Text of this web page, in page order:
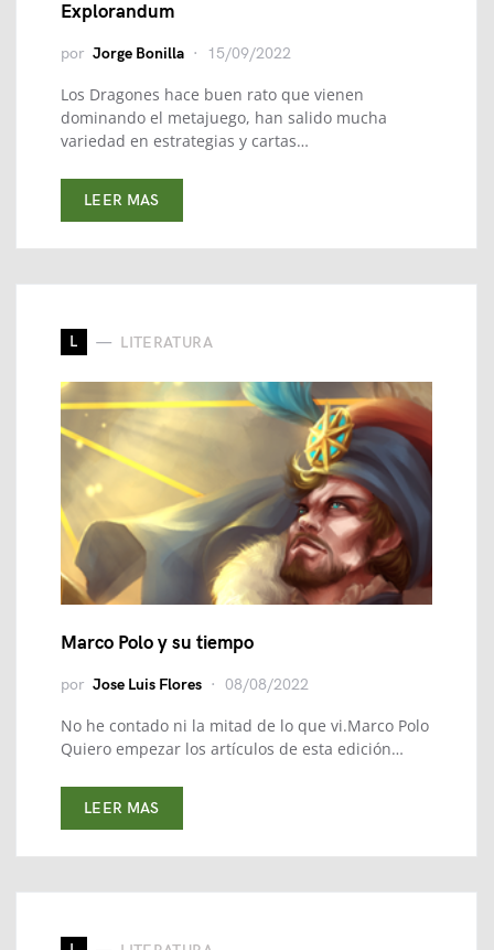
Explorandum
por Jorge Bonilla 15/09/2022
Los Dragones hace buen rato que vienen
dominando el metajuego, han salido mucha
variedad en estrategias y cartas…
LEER MAS
L LITERATURA
Marco Polo y su tiempo
por Jose Luis Flores 08/08/2022
No he contado ni la mitad de lo que vi.Marco Polo
Quiero empezar los artículos de esta edición…
LEER MAS